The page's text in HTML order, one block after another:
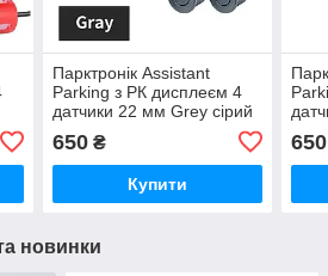
Парктронік Assistant
Parking з РК дисплеєм 4
датчики 22 мм Grey сірий
650₴
Купити
650
новинки